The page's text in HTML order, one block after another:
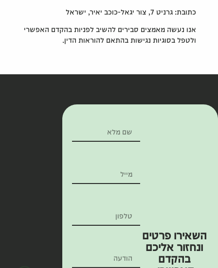
כתובת: גרניט 7, צור יגאל-כוכב יאיר, ישראל
אנו נעשה מאמצים סבירים להשיב לפניות בהקדם האפשרי
ולטפל בסוגיות נגישות בהתאם להוראות הדין.
השאירו פרטים
ונחזור אליכם
בהקדם